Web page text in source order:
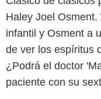
Haley Joel
infantil y Osment a
de ver los espíritus
¿Podrá el doctor
paciente con su